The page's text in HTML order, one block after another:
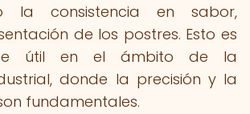
la consistencia en sabor,
de los postres. Esto es
útil en el ámbito de la
donde la precisión y la
fundamentales.